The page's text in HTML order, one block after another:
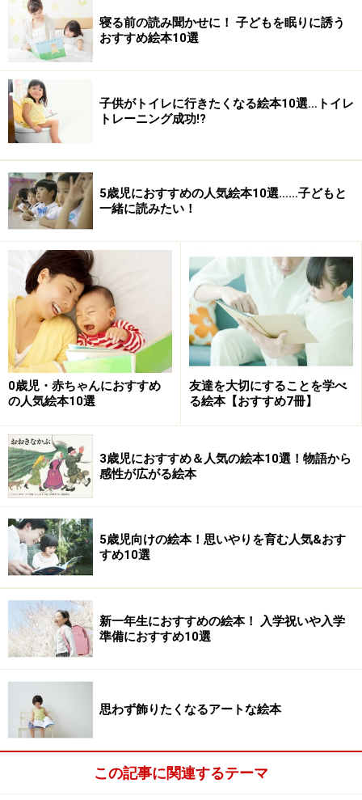
１．ビニール袋にブルーベリーの皮と少量の水を入れ
て、すりつぶすようにモミモミしましょう。
２．できあがった色水を、キッチンペーパーに浸し、良
く乾かします。乾いたらハサミで適当な大きさに切りま
しょう。試験紙はこれでできあがりです。
寝る前の読み聞かせに！ 子どもを眠りに誘う
おすすめ絵本10選
子供がトイレに行きたくなる絵本10選…トイレ
トレーニング成功!?
5歳児におすすめの人気絵本10選……子どもと
一緒に読みたい！
0歳児・赤ちゃんにおすすめ
の人気絵本10選
友達を大切にすることを学べ
る絵本【おすすめ7冊】
3歳児におすすめ＆人気の絵本10選！物語から
感性が広がる絵本
5歳児向けの絵本！思いやりを育む人気&おす
すめ10選
新一年生におすすめの絵本！ 入学祝いや入学
準備におすすめ10選
思わず飾りたくなるアートな絵本
この記事に関連するテーマ